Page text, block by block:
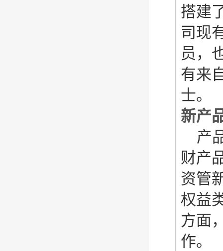
搭建
司现
员，
有来
士。
新产
产
财产
资管
权益
方面
作。